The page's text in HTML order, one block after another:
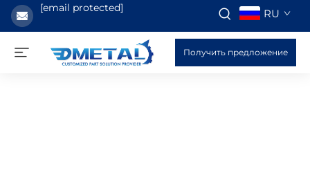
[email protected] RU
Получить предложение